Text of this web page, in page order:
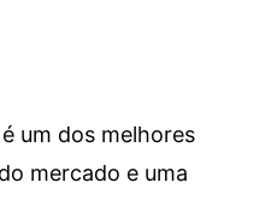
um dos melhores
mercado e uma